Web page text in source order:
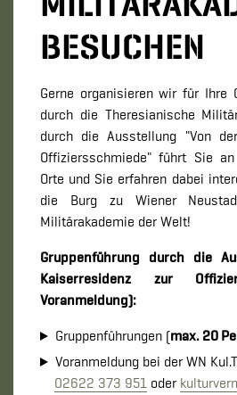
BESUCHEN
Gerne organisieren wir für Ihre
durch die Theresianische
durch die Ausstellung "Von
Offiziersschmiede" führt Sie
Orte und Sie erfahren dabei
die Burg zu Wiener
Militärakademie der Welt!
Gruppenführung durch die
Kaiserresidenz zur
Voranmeldung):
Gruppenführungen (max. 20
Voranmeldung bei der WN
02622 373 951 oder